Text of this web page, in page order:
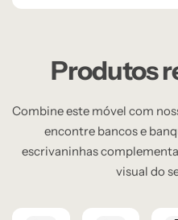
Produtos
Combine este móvel com
encontre bancos e
escrivaninhas
visual do